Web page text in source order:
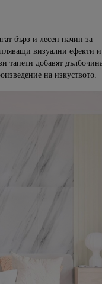
бърз и лесен начин за
визуални ефекти и
тапети добавят
на изкуството.